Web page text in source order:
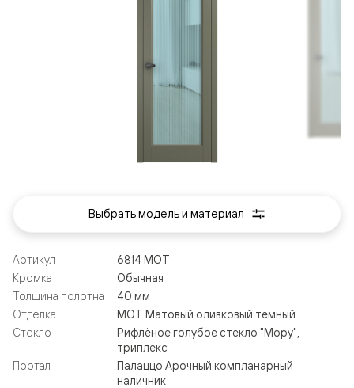
Артикул
6814 МОТ
Кромка
Обычная
Толщина полотна
40 мм
Отделка
МОТ Матовый оливковый тёмный
Стекло
Рифлёное голубое стекло "Мору",
триплекс
Портал
Палаццо Арочный компланарный
наличник
Выбрать модель и материал